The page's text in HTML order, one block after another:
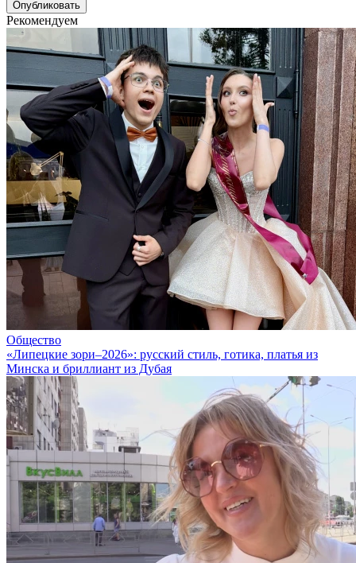
Рекомендуем
Общество
«Липецкие зори–2026»: русский стиль, готика, платья из
Минска и бриллиант из Дубая